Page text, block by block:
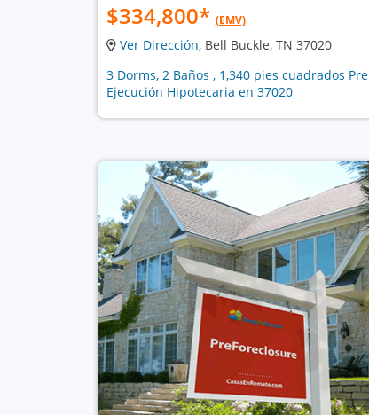
$334,800* (EMV)
Ver Dirección, Bell Buckle, TN 37020
3 Dorms, 2 Baños , 1,340 pies cuadrados Pre
Ejecución Hipotecaria en 37020